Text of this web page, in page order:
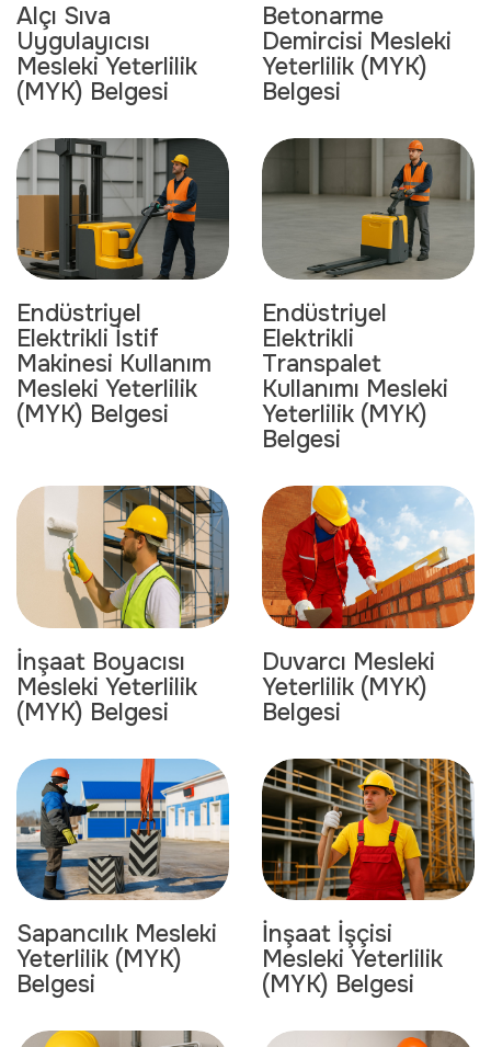
Alçı Sıva
Uygulayıcısı
Mesleki Yeterlilik
(MYK) Belgesi
Betonarme
Demircisi Mesleki
Yeterlilik (MYK)
Belgesi
Endüstriyel
Elektrikli İstif
Makinesi Kullanım
Mesleki Yeterlilik
(MYK) Belgesi
Endüstriyel
Elektrikli
Transpalet
Kullanımı Mesleki
Yeterlilik (MYK)
Belgesi
İnşaat Boyacısı
Mesleki Yeterlilik
(MYK) Belgesi
Duvarcı Mesleki
Yeterlilik (MYK)
Belgesi
Sapancılık Mesleki
Yeterlilik (MYK)
Belgesi
İnşaat İşçisi
Mesleki Yeterlilik
(MYK) Belgesi